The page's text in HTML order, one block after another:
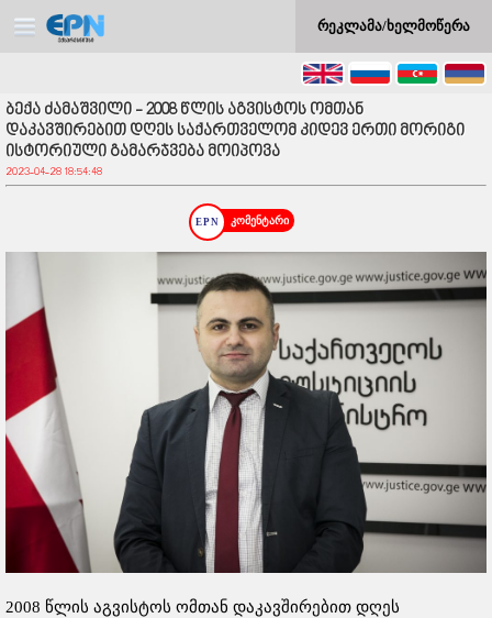
რეკლამა/ხელმოწერა
ბექა ძამაშვილი - 2008 წლის აგვისტოს ომთან
დაკავშირებით დღეს საქართველომ კიდევ ერთი მორიგი
ისტორიული გამარჯვება მოიპოვა
2023-04-28 18:54:48
კომენტარი
2008 წლის აგვისტოს ომთან დაკავშირებით დღეს